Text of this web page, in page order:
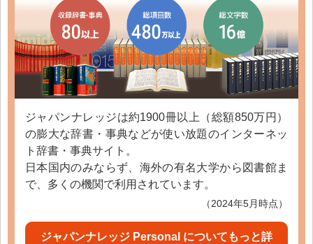
ジャパンナレッジは約1900冊以上（総額850万円）
の膨大な辞書・事典などが使い放題のインターネッ
ト辞書・事典サイト。
日本国内のみならず、海外の有名大学から図書館ま
で、多くの機関で利用されています。
（2024年5月時点）
ジャパンナレッジ Personal についてもっと詳